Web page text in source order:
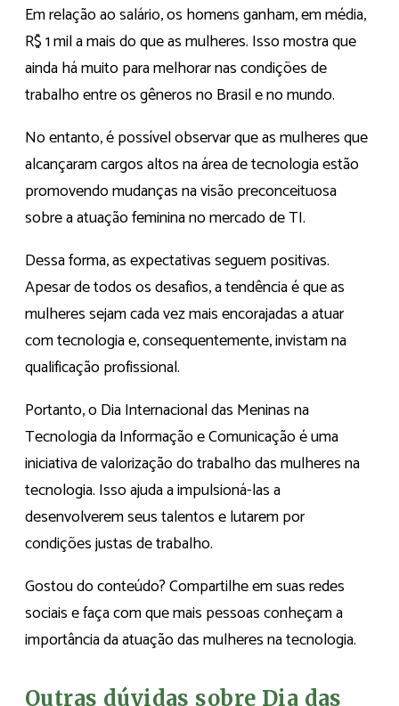
Em relação ao salário, os homens ganham, em média,
R$ 1 mil a mais do que as mulheres. Isso mostra que
ainda há muito para melhorar nas condições de
trabalho entre os gêneros no Brasil e no mundo.
No entanto, é possível observar que as mulheres que
alcançaram cargos altos na área de tecnologia estão
promovendo mudanças na visão preconceituosa
sobre a atuação feminina no mercado de TI.
Dessa forma, as expectativas seguem positivas.
Apesar de todos os desafios, a tendência é que as
mulheres sejam cada vez mais encorajadas a atuar
com tecnologia e, consequentemente, invistam na
qualificação profissional.
Portanto, o Dia Internacional das Meninas na
Tecnologia da Informação e Comunicação é uma
iniciativa de valorização do trabalho das mulheres na
tecnologia. Isso ajuda a impulsioná-las a
desenvolverem seus talentos e lutarem por
condições justas de trabalho.
Gostou do conteúdo? Compartilhe em suas redes
sociais e faça com que mais pessoas conheçam a
importância da atuação das mulheres na tecnologia.
Outras dúvidas sobre Dia das